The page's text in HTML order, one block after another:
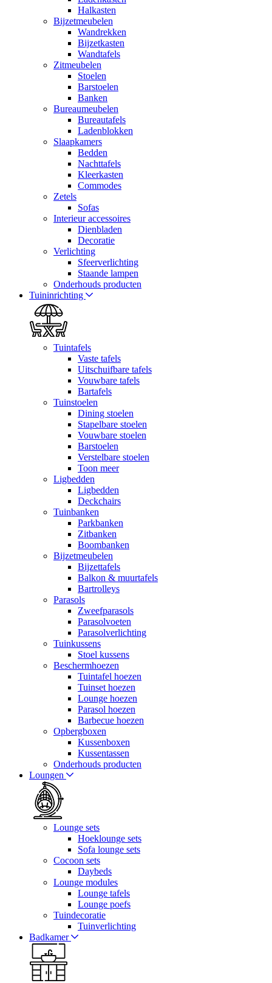
Halkasten
Bijzetmeubelen
Wandrekken
Bijzetkasten
Wandtafels
Zitmeubelen
Stoelen
Barstoelen
Banken
Bureaumeubelen
Bureautafels
Ladenblokken
Slaapkamers
Bedden
Nachttafels
Kleerkasten
Commodes
Zetels
Sofas
Interieur accessoires
Dienbladen
Decoratie
Verlichting
Sfeerverlichting
Staande lampen
Onderhouds producten
Tuininrichting
Tuintafels
Vaste tafels
Uitschuifbare tafels
Vouwbare tafels
Bartafels
Tuinstoelen
Dining stoelen
Stapelbare stoelen
Vouwbare stoelen
Barstoelen
Verstelbare stoelen
Toon meer
Ligbedden
Ligbedden
Deckchairs
Tuinbanken
Parkbanken
Zitbanken
Boombanken
Bijzetmeubelen
Bijzettafels
Balkon & muurtafels
Bartrolleys
Parasols
Zweefparasols
Parasolvoeten
Parasolverlichting
Tuinkussens
Stoel kussens
Beschermhoezen
Tuintafel hoezen
Tuinset hoezen
Lounge hoezen
Parasol hoezen
Barbecue hoezen
Opbergboxen
Kussenboxen
Kussentassen
Onderhouds producten
Loungen
Lounge sets
Hoeklounge sets
Sofa lounge sets
Cocoon sets
Daybeds
Lounge modules
Lounge tafels
Lounge poefs
Tuindecoratie
Tuinverlichting
Badkamer